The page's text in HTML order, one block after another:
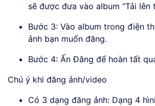
sẽ được đưa vào album “Tải lên
Bước 3: Vào album trong điện
ảnh bạn muốn đăng.
Bước 4: Ấn Đăng để hoàn tất
Chú ý khi đăng ảnh/video
Có 3 dạng đăng ảnh: Dạng 4